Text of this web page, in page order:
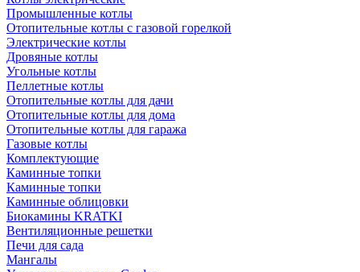
Промышленные котлы
Отопительные котлы с газовой горелкой
Электрические котлы
Дровяные котлы
Угольные котлы
Пеллетные котлы
Отопительные котлы для дачи
Отопительные котлы для дома
Отопительные котлы для гаража
Газовые котлы
Комплектующие
Каминные топки
Каминные топки
Каминные облицовки
Биокамины KRATKI
Вентиляционные решетки
Печи для сада
Мангалы